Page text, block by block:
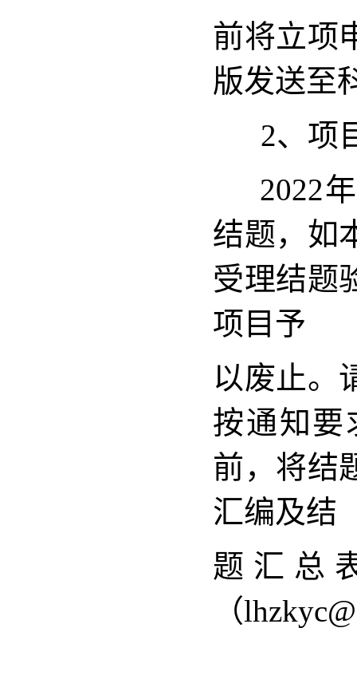
前将立项
版发送至
2、项
2022年
结题，如
受理结题
项目予
以废止。
按通知要
前，将结
汇编及结
题汇总
（